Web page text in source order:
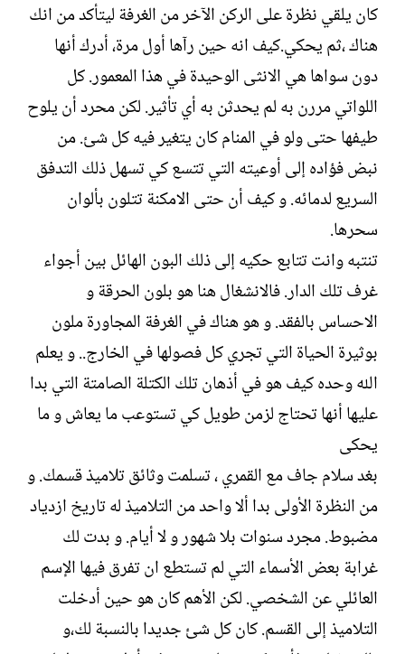
كان يلقي نظرة على الركن الآخر من الغرفة ليتأكد من انك
هناك ،ثم يحكي.كيف انه حين رآها أول مرة، أدرك أنها
دون سواها هي الانثى الوحيدة في هذا المعمور. كل
اللواتي مررن به لم يحدثن به أي تأثير. لكن محرد أن يلوح
طيفها حتى ولو في المنام كان يتغير فيه كل شئ. من
نبض فؤاده إلى أوعيته التي تتسع كي تسهل ذلك التدفق
السريع لدمائه. و كيف أن حتى الامكنة تتلون بألوان
سحرها.
تنتبه وانت تتابع حكيه إلى ذلك البون الهائل بين أجواء
غرف تلك الدار. فالانشغال هنا هو بلون الحرقة و
الاحساس بالفقد. و هو هناك في الغرفة المجاورة ملون
بوثيرة الحياة التي تجري كل فصولها في الخارج.. و يعلم
الله وحده كيف هو في أذهان تلك الكتلة الصامتة التي بدا
عليها أنها تحتاج لزمن طويل كي تستوعب ما يعاش و ما
يحكى
بغد سلام جاف مع القمري ، تسلمت وثائق تلاميذ قسمك. و
من النظرة الأولى بدا ألا واحد من التلاميذ له تاريخ ازدياد
مضبوط. مجرد سنوات بلا شهور و لا أيام. و بدت لك
غرابة بعض الأسماء التي لم تستطع ان تفرق فيها الإسم
العائلي عن الشخصي. لكن الأهم كان هو حين أدخلت
التلاميذ إلى القسم. كان كل شئ جديدا بالنسبة لك،و